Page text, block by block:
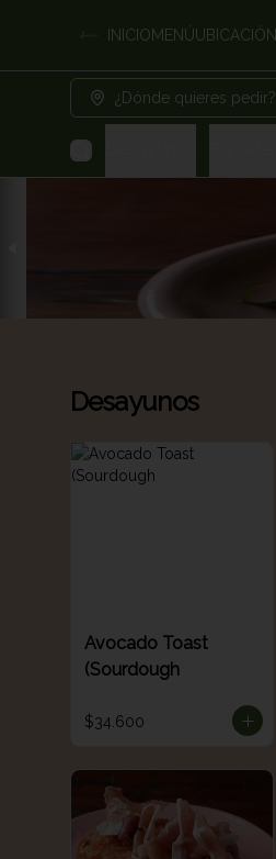
INICIOMENÚUBICACIÓN
¿Dónde quieres pedir?
Desayunos
Avocado Toast
(Sourdough
$34.600